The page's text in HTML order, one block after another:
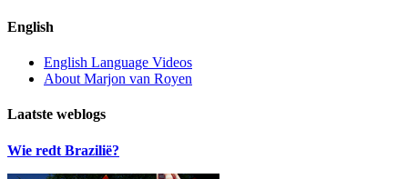
English
English Language Videos
About Marjon van Royen
Laatste weblogs
Wie redt Brazilië?